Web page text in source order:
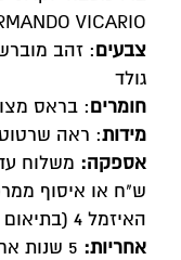
VICARIO
צבעים: זהב
גולד
חומרים: בראס
מידות: ראה
אספקה:
ש"ח או איסוף
האיזמל 4 (בתיאום מראש) ללא עלות
אחריות: